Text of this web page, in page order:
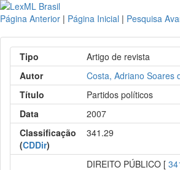
Página Anterior | Página Inicial | Pesquisa
Tipo
Artigo de revista
Autor
Costa, Adriano Soares
Título
Partidos políticos
Data
2007
Classificação
(CDDir)
341.29
DIREITO PÚBLICO [